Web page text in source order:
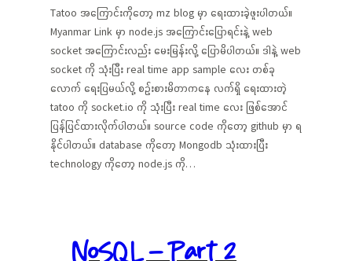
Tatoo အကြောင်းကိုတော့ mz blog မှာ ရေးထားခဲ့ဖူးပါတယ်။
Myanmar Link မှာ node.js အကြောင်းပြောရင်းနဲ့ web
socket အကြောင်းလည်း မေးမြန်းလို့ ပြောမိပါတယ်။ ဒါနဲ့ web
socket ကို သုံးပြီး real time app sample လေး တစ်ခု
လောက် ရေးပြမယ်လို့ စဉ်းစားမိတာကနေ လက်ရှိ ရေးထားတဲ့
tatoo ကို socket.io ကို သုံးပြီး real time လေး ဖြစ်အောင်
ပြန်ပြင်ထားလိုက်ပါတယ်။ source code ကိုတော့ github မှာ ရ
နိုင်ပါတယ်။ database ကိုတော့ Mongodb သုံးထားပြီး
technology ကိုတော့ node.js ကို…
NoSQL — Part 2